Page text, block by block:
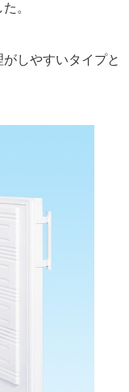
。
しやすいタイプと